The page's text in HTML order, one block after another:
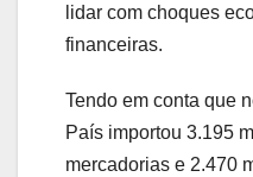
lidar com choques
financeiras.
Tendo em conta que
País importou 3.195
mercadorias e 2.470